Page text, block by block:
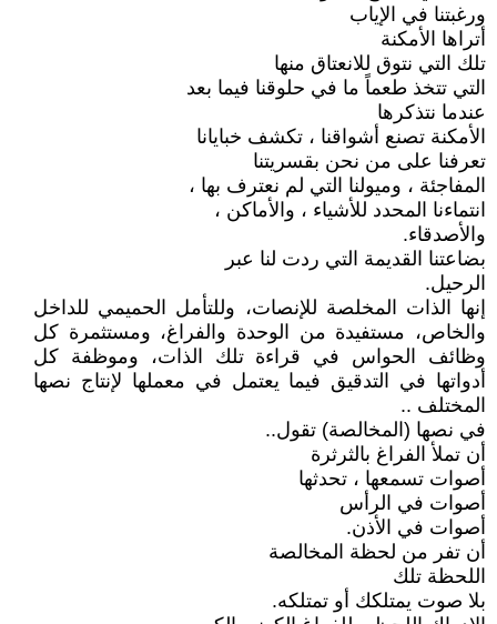
ورغبتنا في الإياب
أتراها الأمكنة
تلك التي نتوق للانعتاق منها
التي تتخذ طعماً ما في حلوقنا فيما بعد
عندما نتذكرها
الأمكنة تصنع أشواقنا ، تكشف خبايانا
تعرفنا على من نحن بقسريتنا
المفاجئة ، وميولنا التي لم نعترف بها ،
انتماءنا المحدد للأشياء ، والأماكن ،
والأصدقاء.
بضاعتنا القديمة التي ردت لنا عبر
الرحيل.
إنها الذات المخلصة للإنصات، وللتأمل الحميمي للداخل
والخاص، مستفيدة من الوحدة والفراغ، ومستثمرة كل
وظائف الحواس في قراءة تلك الذات، وموظفة كل
أدواتها في التدقيق فيما يعتمل في معملها لإنتاج نصها
المختلف ..
في نصها (المخالصة) تقول..
أن تملأ الفراغ بالثرثرة
أصوات تسمعها ، تحدثها
أصوات في الرأس
أصوات في الأذن.
أن تفر من لحظة المخالصة
اللحظة تلك
بلا صوت يمتلكك أو تمتلكه.